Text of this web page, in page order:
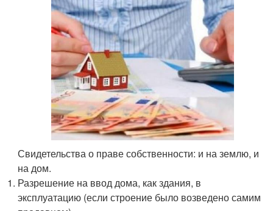
Свидетельства о праве собственности: и на землю, и
на дом.
Разрешение на ввод дома, как здания, в
эксплуатацию (если строение было возведено самим